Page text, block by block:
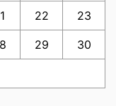
22 23
29 30